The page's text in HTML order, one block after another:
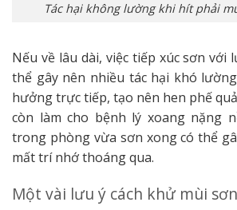
Tác hại không lường khi hít phải
Nếu về lâu dài, việc tiếp xúc sơn với
thể gây nên nhiều tác hại khó
hưởng trực tiếp, tạo nên hen phế
còn làm cho bệnh lý xoang nặng
trong phòng vừa sơn xong có thể
mất trí nhớ thoáng qua.
Một vài lưu ý cách khử mùi